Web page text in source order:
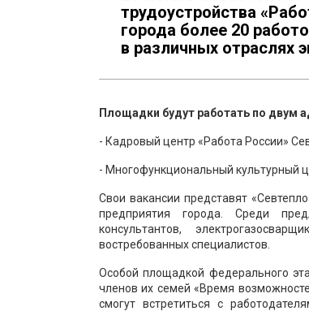
трудоустройства
города более 20
в различных отраслях
Площадки будут работать по двум
- Кадровый центр «Работа России»
- Многофункциональный культурный
Свои вакансии представят
предприятия города. Среди
консультантов,
востребованных специалистов.
Особой площадкой федерального
членов их семей «Время
смогут встретиться с